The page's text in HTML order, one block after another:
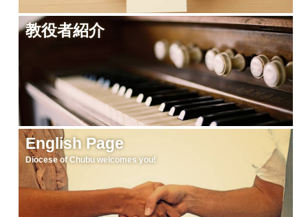
教役者紹介
English Page
Diocese of Chubu welcomes you!